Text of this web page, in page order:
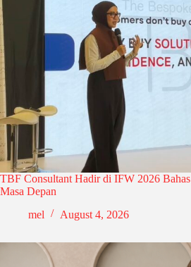
TBF Consultant Hadir di IFW 2026 Bahas
Masa Depan
mel
August 4, 2026